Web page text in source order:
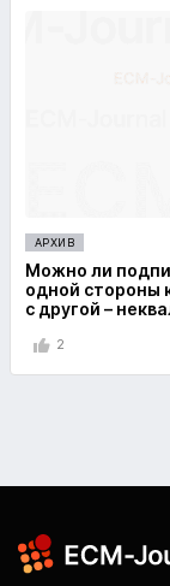
АРХИВ
Можно ли
одной стороны
с другой –
2